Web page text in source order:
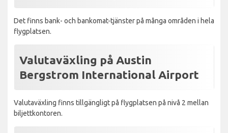
Det finns bank- och bankomat-tjänster på många områden i hela
flygplatsen.
Valutaväxling på Austin
Bergstrom International Airport
Valutaväxling finns tillgängligt på flygplatsen på nivå 2 mellan
biljettkontoren.